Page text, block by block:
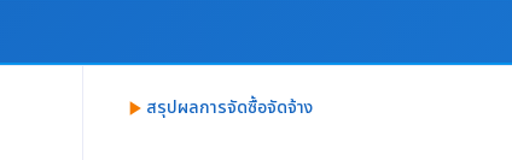
play_arrow สรุปผลการจัดซื้อจัดจ้าง